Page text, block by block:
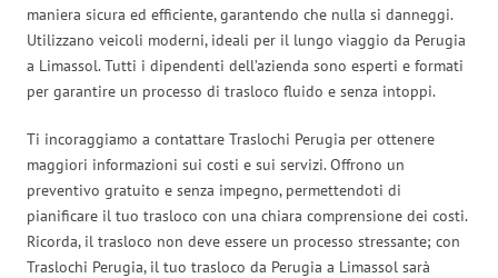
maniera sicura ed efficiente, garantendo che nulla si danneggi.
Utilizzano veicoli moderni, ideali per il lungo viaggio da Perugia
a Limassol. Tutti i dipendenti dell’azienda sono esperti e formati
per garantire un processo di trasloco fluido e senza intoppi.
Ti incoraggiamo a contattare Traslochi Perugia per ottenere
maggiori informazioni sui costi e sui servizi. Offrono un
preventivo gratuito e senza impegno, permettendoti di
pianificare il tuo trasloco con una chiara comprensione dei costi.
Ricorda, il trasloco non deve essere un processo stressante; con
Traslochi Perugia, il tuo trasloco da Perugia a Limassol sarà